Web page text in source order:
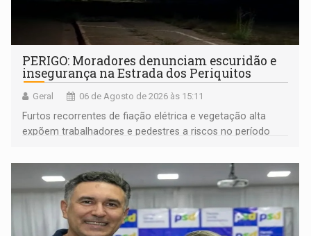
PERIGO: Moradores denunciam escuridão e
insegurança na Estrada dos Periquitos
Geral 06 de Agosto de 2026 às 15:11
Furtos recorrentes de fiação elétrica e vegetação alta
expõem trabalhadores e pedestres a riscos no período